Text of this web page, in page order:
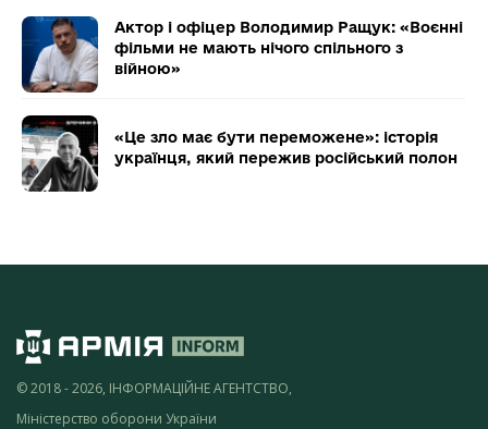
Актор і офіцер Володимир Ращук: «Воєнні
фільми не мають нічого спільного з
війною»
«Це зло має бути переможене»: історія
українця, який пережив російський полон
© 2018 - 2026, ІНФОРМАЦІЙНЕ АГЕНТСТВО,
Міністерство оборони України